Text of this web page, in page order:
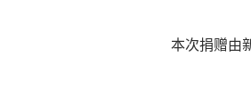
本次捐赠由